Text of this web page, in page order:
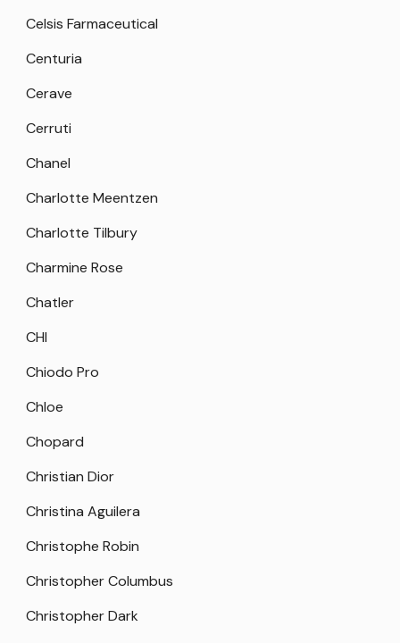
Celsis Farmaceutical
Centuria
Cerave
Cerruti
Chanel
Charlotte Meentzen
Charlotte Tilbury
Charmine Rose
Chatler
CHI
Chiodo Pro
Chloe
Chopard
Christian Dior
Christina Aguilera
Christophe Robin
Christopher Columbus
Christopher Dark